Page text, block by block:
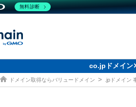
ドメイン
サーバー コアサー
ティ Value
お得意様
従来のバリュードメ
従来のバリュードメ
co.jpドメイン
ドメイン取得ならバリュードメイン .jpドメイン
無料診断